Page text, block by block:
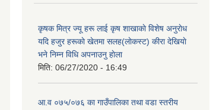
कृषक मित्र ज्यू हरू लाई कृष शाखाकाे विशेष अनुराेध
यदि हजुर हरूकाे खेतमा सलह(लाेकस्ट) कीरा देखियाे
भने निम्न विधि अपनाउनु हाेला
मिति: 06/27/2020 - 16:49
आ‍.व ०७५/०७६ का गाउँपालिका तथा वडा स्तरीय